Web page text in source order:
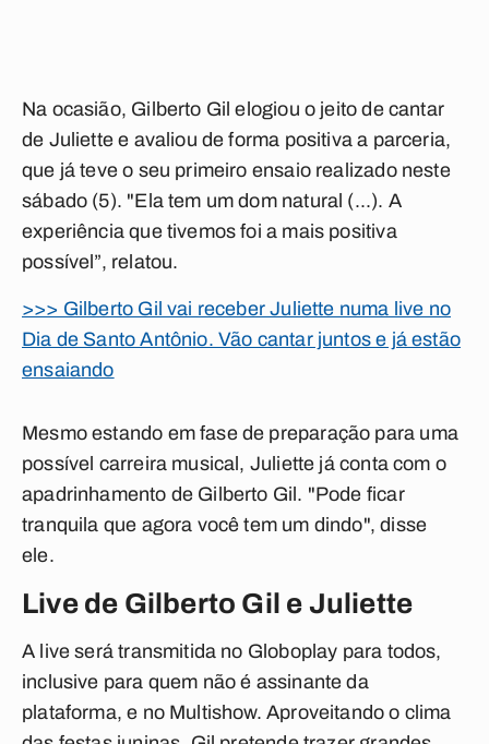
Na ocasião, Gilberto Gil elogiou o jeito de cantar
de Juliette e avaliou de forma positiva a parceria,
que já teve o seu primeiro ensaio realizado neste
sábado (5). "Ela tem um dom natural (...). A
experiência que tivemos foi a mais positiva
possível”, relatou.
>>> Gilberto Gil vai receber Juliette numa live no
Dia de Santo Antônio. Vão cantar juntos e já estão
ensaiando
Mesmo estando em fase de preparação para uma
possível carreira musical, Juliette já conta com o
apadrinhamento de Gilberto Gil. "Pode ficar
tranquila que agora você tem um dindo", disse
ele.
Live de Gilberto Gil e Juliette
A live será transmitida no Globoplay para todos,
inclusive para quem não é assinante da
plataforma, e no Multishow. Aproveitando o clima